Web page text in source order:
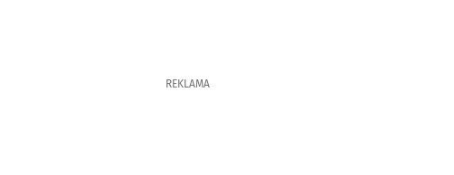
REKLAMA